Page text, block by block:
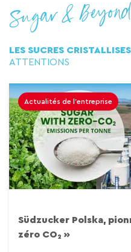
LES SUCRES CRISTALLISES
ATTENTIONS
Actualités de l'entreprise
Südzucker Polska,
zéro CO₂ »